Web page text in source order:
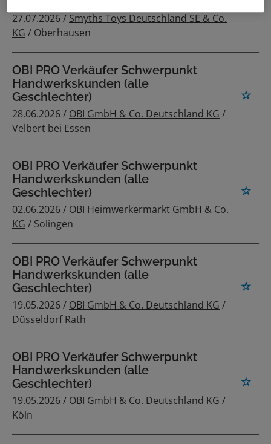
27.07.2026 / Smyths Toys Deutschland SE & Co.
KG / Oberhausen
OBI PRO Verkäufer Schwerpunkt
Handwerkskunden (alle
Geschlechter)
28.06.2026 / OBI GmbH & Co. Deutschland KG /
Velbert bei Essen
OBI PRO Verkäufer Schwerpunkt
Handwerkskunden (alle
Geschlechter)
02.06.2026 / OBI Heimwerkermarkt GmbH & Co.
KG / Solingen
OBI PRO Verkäufer Schwerpunkt
Handwerkskunden (alle
Geschlechter)
19.05.2026 / OBI GmbH & Co. Deutschland KG /
Düsseldorf Rath
OBI PRO Verkäufer Schwerpunkt
Handwerkskunden (alle
Geschlechter)
19.05.2026 / OBI GmbH & Co. Deutschland KG /
Köln